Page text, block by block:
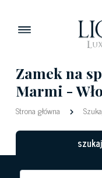
Zamek na
Marmi -
Strona główna
szukaj